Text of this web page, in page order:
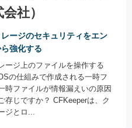
社）
ージのセキュリティをエン
強化する
ージ上のファイルを操作する
の仕組みで作成される一時フ
時ファイルが情報漏えいの原因
存じですか？ CFKeeperは、ク
ジとロ...